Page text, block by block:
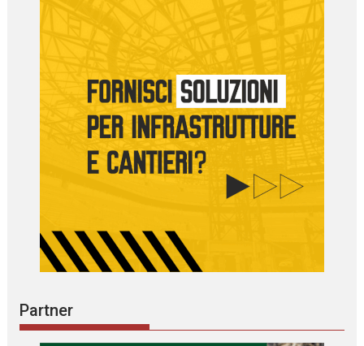
Partner